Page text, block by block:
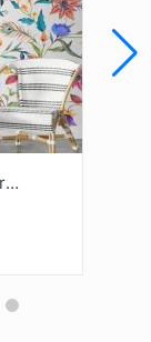
Fototapete Blumenmuster Hintergrund